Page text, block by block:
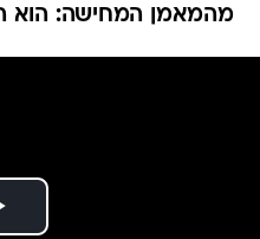
מהמאמן המחישה: הוא